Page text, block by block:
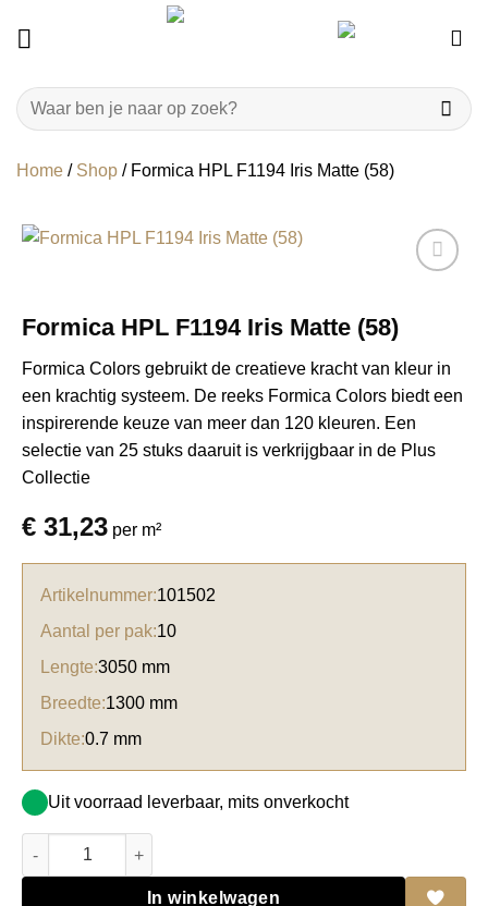
Zoeken
naar:
Home / Shop / Formica HPL F1194 Iris Matte (58)
Formica HPL F1194 Iris Matte (58)
Formica Colors gebruikt de creatieve kracht van kleur in
een krachtig systeem. De reeks Formica Colors biedt een
inspirerende keuze van meer dan 120 kleuren. Een
selectie van 25 stuks daaruit is verkrijgbaar in de Plus
Collectie
€ 31,23 per m²
Artikelnummer:101502
Aantal per pak:10
Lengte:3050 mm
Breedte:1300 mm
Dikte:0.7 mm
Uit voorraad leverbaar, mits onverkocht
Formica HPL F1194 Iris Matte (58) aantal
In winkelwagen